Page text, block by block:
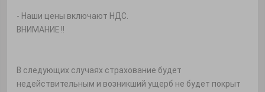
- Наши цены включают НДС.
ВНИМАНИЕ !!
В следующих случаях страхование будет
недействительным и возникший ущерб не будет покрыт